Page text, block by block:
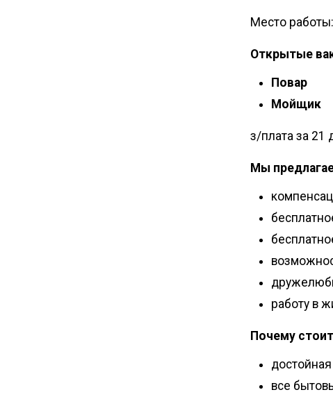
Место
Открытые
Повар
Мойщик
з/плата за 21
Мы
работу в
Почему
все